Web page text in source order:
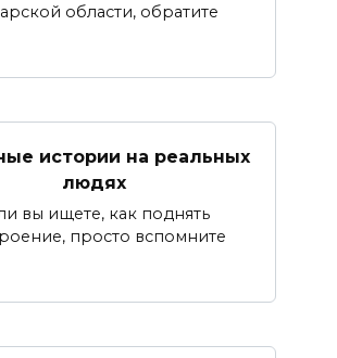
области, обратите
истории на реальных
людях
вы ищете, как поднять
просто вспомните